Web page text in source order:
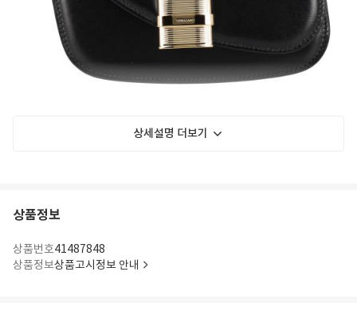
상세설명 더보기
상품정보
상품번호41487848
상품정보상품고시정보 안내